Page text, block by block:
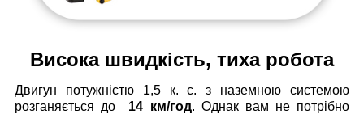
Висока швидкість, тиха робота
Двигун потужністю 1,5 к. с. з наземною системою
розганяється до 14 км/год. Однак вам не потрібно